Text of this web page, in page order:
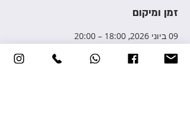
זמן ומיקום
09 ביוני 2026, 18:00 – 20:00
Yehud-Monosson, Avraham Giron St 3,
Yehud-Monosson, Israel